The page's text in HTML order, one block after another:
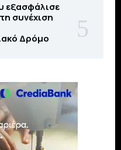
εξασφάλισε
συνέχιση
Δρόμο